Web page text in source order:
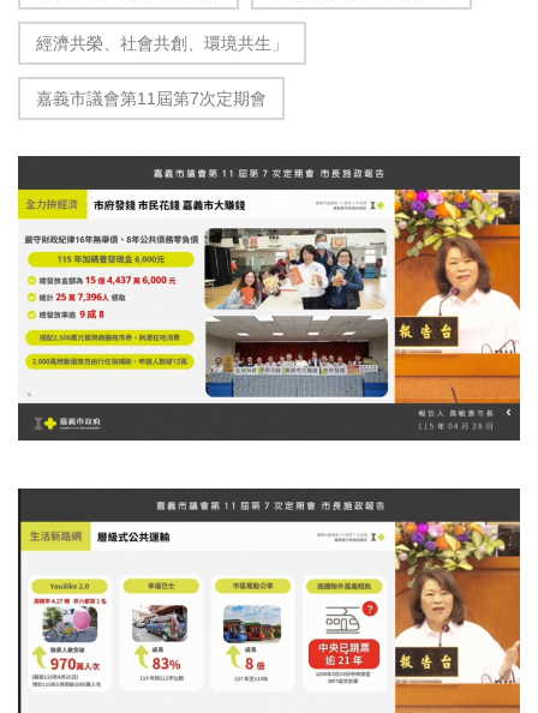
經濟共榮、社會共創、環境共生」
嘉義市議會第11屆第7次定期會